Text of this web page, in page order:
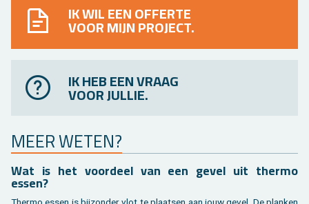
IK WIL EEN OFFERTE
VOOR MIJN PROJECT.
IK HEB EEN VRAAG
VOOR JULLIE.
MEER WETEN?
Wat is het voor­deel van een gevel uit ther­mo
essen?